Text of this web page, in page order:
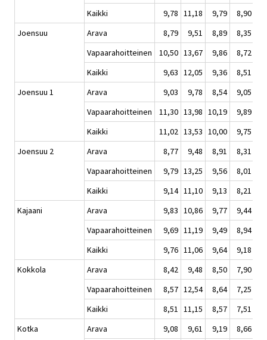
Kaikki
9,78 11,18 9,79
8,90
Joensuu
Arava 8,79 9,51 8,89
8,35
Vapaarahoitteinen
10,50 13,67 9,86
8,72
Kaikki
9,63 12,05 9,36
8,51
Joensuu 1
Arava 9,03 9,78 8,54
9,05
Vapaarahoitteinen
11,30 13,98 10,19
9,89
Kaikki
11,02 13,53 10,00
9,75
Joensuu 2
Arava 8,77 9,48 8,91
8,31
Vapaarahoitteinen
9,79 13,25 9,56
8,01
Kaikki
9,14 11,10 9,13
8,21
Kajaani
Arava 9,83 10,86 9,77
9,44
Vapaarahoitteinen
9,69 11,19 9,49
8,94
Kaikki
9,76 11,06 9,64
9,18
Kokkola
Arava 8,42 9,48 8,50
7,90
Vapaarahoitteinen
8,57 12,54 8,64
7,25
Kaikki
8,51 11,15 8,57
7,51
Kotka
Arava 9,08 9,61 9,19
8,66